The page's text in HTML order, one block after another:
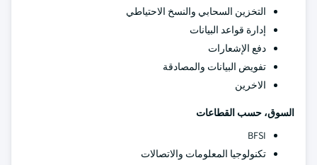
التخزين السحابي والنسخ الاحتياطي
إدارة قواعد البيانات
دفع الإشعارات
تفويض البيانات والمصادقة
الاخرين
السوق، حسب القطاعات
BFSI
تكنولوجيا المعلومات والاتصالات